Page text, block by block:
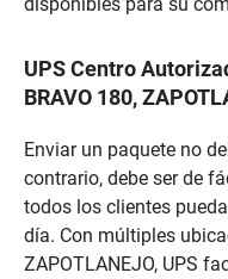
disponibles para su
UPS Centro
BRAVO 180,
Enviar un paquete no
contrario, debe ser de
todos los clientes
día. Con múltiples
ZAPOTLANEJO, UPS